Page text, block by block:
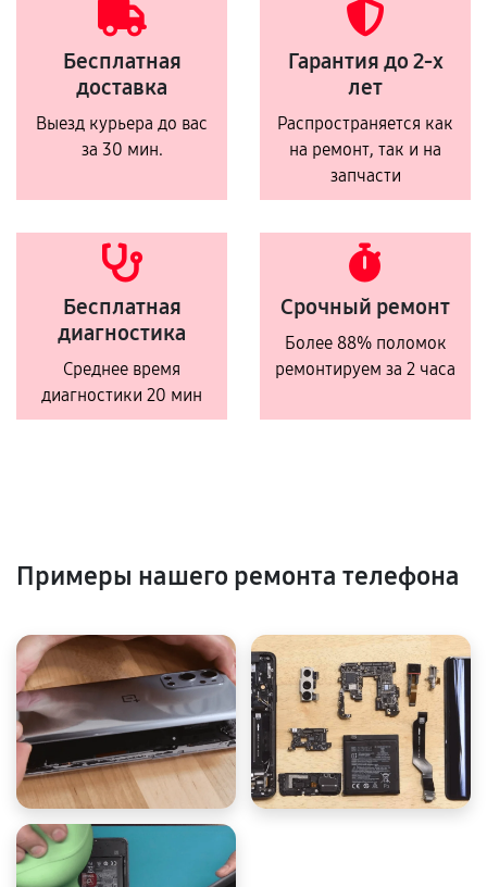
Бесплатная
доставка
Выезд курьера до вас
за 30 мин.
Гарантия до 2-х
лет
Распространяется как
на ремонт, так и на
запчасти
Бесплатная
диагностика
Среднее время
диагностики 20 мин
Срочный ремонт
Более 88% поломок
ремонтируем за 2 часа
Примеры нашего ремонта телефона